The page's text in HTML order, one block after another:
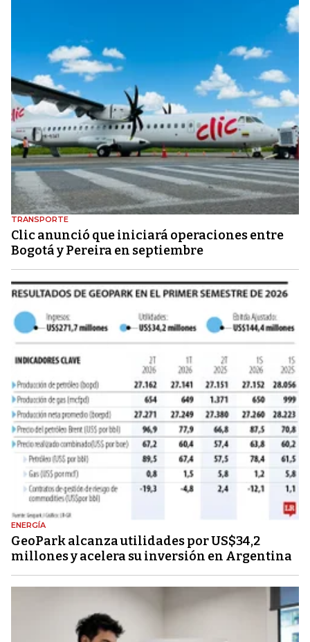
TRANSPORTE
Clic anunció que iniciará operaciones entre
Bogotá y Pereira en septiembre
ENERGÍA
GeoPark alcanza utilidades por US$34,2
millones y acelera su inversión en Argentina